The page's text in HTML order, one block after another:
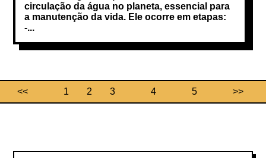
circulação da água no planeta, essencial para
a manutenção da vida. Ele ocorre em etapas:
-...
<< 1 2 3 4 5 >>